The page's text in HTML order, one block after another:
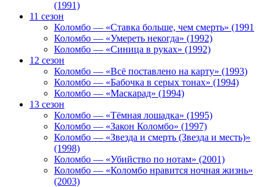
(1991)
11 сезон
Коломбо — «Ставка больше, чем смерть» (1991
Коломбо — «Умереть некогда» (1992)
Коломбо — «Синица в руках» (1992)
12 сезон
Коломбо — «Всё поставлено на карту» (1993)
Коломбо — «Бабочка в серых тонах» (1994)
Коломбо — «Маскарад» (1994)
13 сезон
Коломбо — «Тёмная лошадка» (1995)
Коломбо — «Закон Коломбо» (1997)
Коломбо — «Звезда и смерть (Звезда и месть)»
(1998)
Коломбо — «Убийство по нотам» (2001)
Коломбо — «Коломбо нравится ночная жизнь»
(2003)